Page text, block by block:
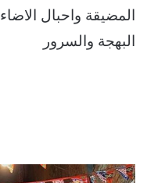
المضيقة واحبال
البهجة والسرور